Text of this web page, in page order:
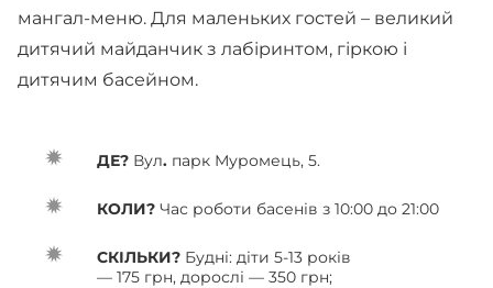
мангал-меню. Для маленьких гостей – великий
дитячий майданчик з лабіринтом, гіркою і
дитячим басейном.
ДЕ? Вул. парк Муромець, 5.
КОЛИ? Час роботи басенів з 10:00 до 21:00
СКІЛЬКИ? Будні: діти 5-13 років
— 175 грн, дорослі — 350 грн;